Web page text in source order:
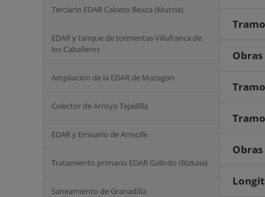
Terciario EDAR Cabezo Beaza (Murcia)
EDAR y tanque de tormentas Villafranca de
los Caballeros
Ampliación de la EDAR de Mazagón
Colector de Arroyo Tejadilla
EDAR y Emisario de Arrecife
Tratamiento primario EDAR Galindo (Bizkaia)
Saneamiento de Granadilla